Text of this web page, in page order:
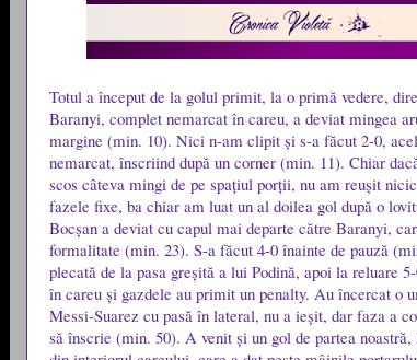
Totul a început de la golul primit, la o primă vedere,
Baranyi, complet nemarcat în careu, a deviat mingea
margine (min. 10). Nici n-am clipit și s-a făcut 2-0,
nemarcat, înscriind după un corner (min. 11). Chiar
scos câteva mingi de pe spațiul porții, nu am reușit
fazele fixe, ba chiar am luat un al doilea gol după o
Bocșan a deviat cu capul mai departe către Baranyi,
formalitate (min. 23). S-a făcut 4-0 înainte de pauză
plecată de la pasa greșită a lui Podină, apoi la reluare
în careu și gazdele au primit un penalty. Au încercat o
Messi-Suarez cu pasă în lateral, nu a ieșit, dar faza a
să înscrie (min. 50). A venit și un gol de partea